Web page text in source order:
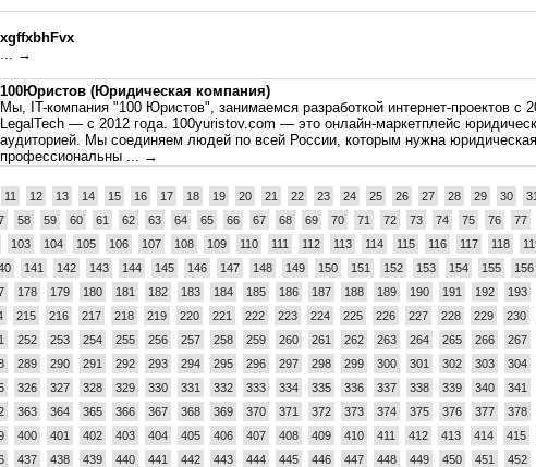
xgffxbhFvx
... →
100Юристов (Юридическая компания)
Мы, IT-компания "100 Юристов", занимаемся разработкой интернет-проектов с
LegalTech — с 2012 года. 100yuristov.com — это онлайн-маркетплейс
аудиторией. Мы соединяем людей по всей России, которым нужна
профессиональны
... →
11 12 13 14 15 16 17 18 19 20 21 22 23 24 25 26 27 28 29 30 31
58 59 60 61 62 63 64 65 66 67 68 69 70 71 72 73 74 75 76 77
103
104 105 106 107 108 109 110 111 112 113 114 115 116 117 118
141 142 143 144 145 146 147 148 149 150 151 152 153 154 155 156
178 179 180 181 182 183 184 185 186 187 188 189 190 191 192 193
215 216 217 218 219 220 221 222 223 224 225 226 227 228 229 230
252 253 254 255 256 257 258 259 260 261 262 263 264 265 266 267
289 290 291 292 293 294 295 296 297 298 299 300 301 302 303 304
326 327 328 329 330 331 332 333 334 335 336 337 338 339 340 341
363 364 365 366 367 368 369 370 371 372 373 374 375 376 377 378
400 401 402 403 404 405 406 407 408 409 410 411 412 413 414 415
437 438 439 440 441 442 443 444 445 446 447 448 449 450 451 452